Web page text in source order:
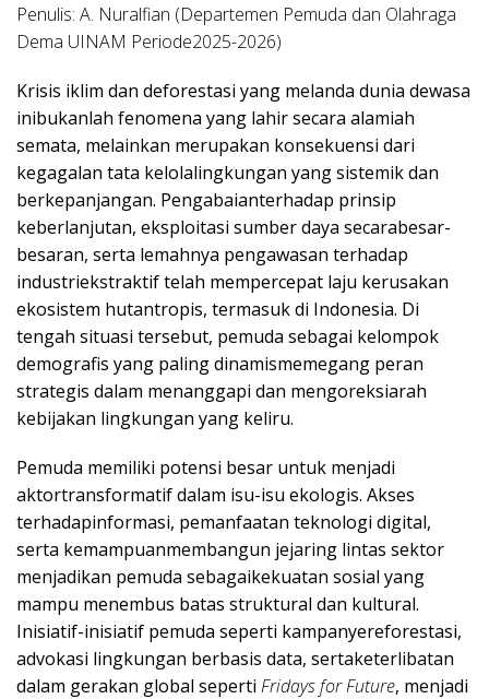
Penulis: A. Nuralfian (Departemen Pemuda dan Olahraga
Dema UINAM Periode2025-2026)
Krisis iklim dan deforestasi yang melanda dunia dewasa
inibukanlah fenomena yang lahir secara alamiah
semata, melainkan merupakan konsekuensi dari
kegagalan tata kelolalingkungan yang sistemik dan
berkepanjangan. Pengabaianterhadap prinsip
keberlanjutan, eksploitasi sumber daya secarabesar-
besaran, serta lemahnya pengawasan terhadap
industriekstraktif telah mempercepat laju kerusakan
ekosistem hutantropis, termasuk di Indonesia. Di
tengah situasi tersebut, pemuda sebagai kelompok
demografis yang paling dinamismemegang peran
strategis dalam menanggapi dan mengoreksiarah
kebijakan lingkungan yang keliru.
Pemuda memiliki potensi besar untuk menjadi
aktortransformatif dalam isu-isu ekologis. Akses
terhadapinformasi, pemanfaatan teknologi digital,
serta kemampuanmembangun jejaring lintas sektor
menjadikan pemuda sebagaikekuatan sosial yang
mampu menembus batas struktural dan kultural.
Inisiatif-inisiatif pemuda seperti kampanyereforestasi,
advokasi lingkungan berbasis data, sertaketerlibatan
dalam gerakan global seperti Fridays for Future, menjadi